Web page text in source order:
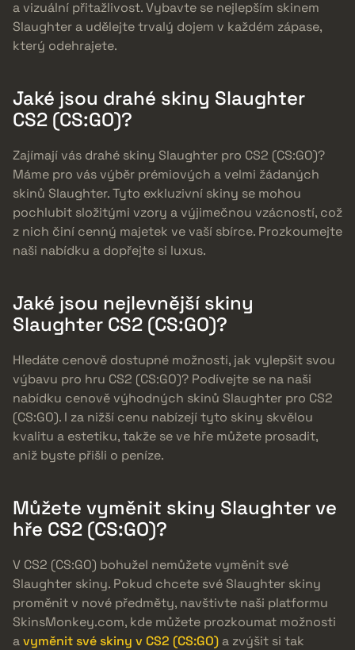
a vizuální přitažlivost. Vybavte se nejlepším skinem
Slaughter a udělejte trvalý dojem v každém zápase,
který odehrajete.
Jaké jsou drahé skiny Slaughter
CS2 (CS:GO)?
Zajímají vás drahé skiny Slaughter pro CS2 (CS:GO)?
Máme pro vás výběr prémiových a velmi žádaných
skinů Slaughter. Tyto exkluzivní skiny se mohou
pochlubit složitými vzory a výjimečnou vzácností, což
z nich činí cenný majetek ve vaší sbírce. Prozkoumejte
naši nabídku a dopřejte si luxus.
Jaké jsou nejlevnější skiny
Slaughter CS2 (CS:GO)?
Hledáte cenově dostupné možnosti, jak vylepšit svou
výbavu pro hru CS2 (CS:GO)? Podívejte se na naši
nabídku cenově výhodných skinů Slaughter pro CS2
(CS:GO). I za nižší cenu nabízejí tyto skiny skvělou
kvalitu a estetiku, takže se ve hře můžete prosadit,
aniž byste přišli o peníze.
Můžete vyměnit skiny Slaughter ve
hře CS2 (CS:GO)?
V CS2 (CS:GO) bohužel nemůžete vyměnit své
Slaughter skiny. Pokud chcete své Slaughter skiny
proměnit v nové předměty, navštivte naši platformu
SkinsMonkey.com, kde můžete prozkoumat možnosti
avyměnit své skiny v CS2 (CS:GO) a zvýšit si tak